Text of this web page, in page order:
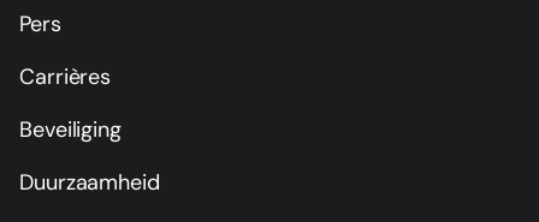
Pers
Carrières
Beveiliging
Duurzaamheid